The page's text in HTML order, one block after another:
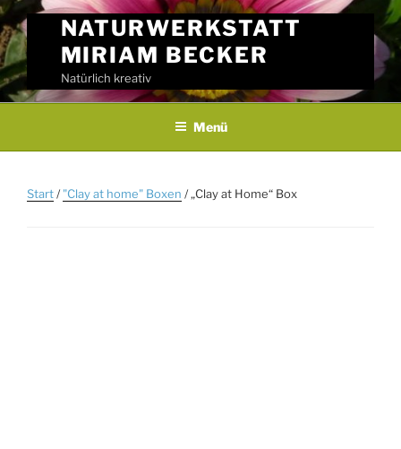
Skip
to
content
NATURWERKSTATT
MIRIAM BECKER
Natürlich kreativ
Menü
Start/"Clay at home" Boxen / „Clay at Home“ Box